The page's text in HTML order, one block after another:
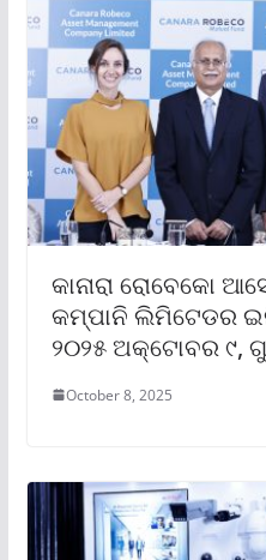
କାନାରା ରୋବେକୋ
କମ୍ପାନି ଲିମିଟେଡର
୨୦୨୫ ଅକ୍ଟୋବର ୯,
October 8, 2025